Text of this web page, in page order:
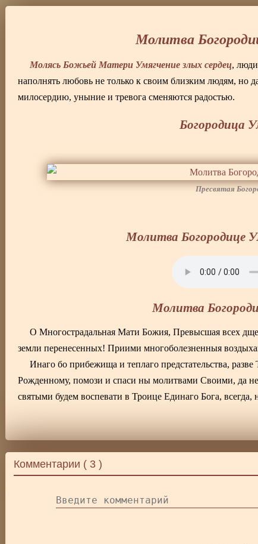
Молитва
Молясь Божьей Матери Умягчение злых сердец, люди
наполнять любовь не только к своим близким людям, но
милосердию, уныние и тревога сменяются радостью.
Богородица
Пресвятая
Молитва Богородице
Молитва
О Многострадальная Мати Божия, Превысшая всех
земли перенесенных! Приими многоболезненныя
Инаго бо прибежища и теплаго предстательства,
Рожденному, помози и спаси ны молитвами Своими, да
святыми будем воспевати в Троице Единаго Бога,
Комментарии ( 3)